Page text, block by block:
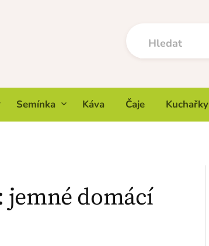
Semínka Káva Čaje Kuchařky
jemné domácí